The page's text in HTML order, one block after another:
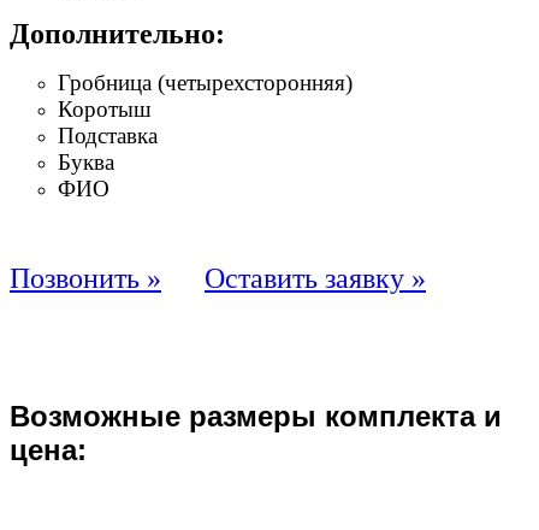
Дополнительно:
Гробница (четырехсторонняя)
Коротыш
Подставка
Буква
ФИО
Позвонить » Оставить заявку »
Возможные размеры комплекта и
цена: